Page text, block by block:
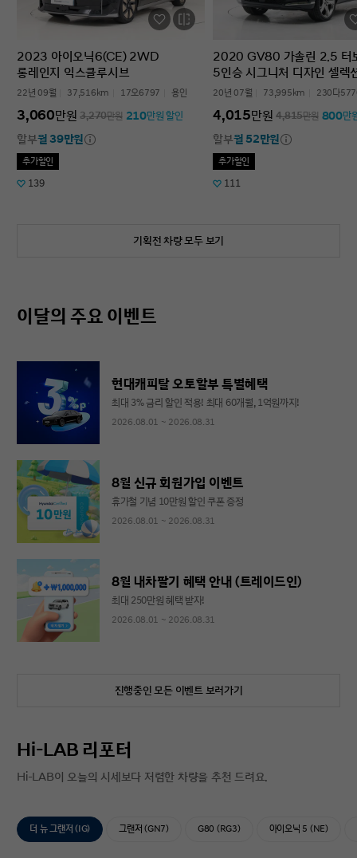
고려해볼 만하다고 생각합니다.
2023 아이오닉6(CE) 2WD
롱레인지 익스클루시브
22년 09월 37,516km 17오6797 용인
3,060만원 3,270만원 210만원 할인
할부월 39만원
추가할인
139
2020 GV80 가솔린 2.5 터
5인승 시그니처 디자인 셀
20년 07월 73,995km 230다
4,015만원 4,815만원 800만
할부월 52만원
추가할인
111
기획전 차량 모두 보기
이달의 주요 이벤트
현대캐피탈 오토할부 특별혜택
최대 3% 금리 할인 적용! 최대 60개월, 1억원까지!
2026.08.01 ~ 2026.08.31
8월 신규 회원가입 이벤트
휴가철 기념 10만원 할인 쿠폰 증정
2026.08.01 ~ 2026.08.31
8월 내차팔기 혜택 안내 (트레이드인)
최대 250만원 혜택 받자!
2026.08.01 ~ 2026.08.31
진행중인 모든 이벤트 보러가기
Hi-LAB 리포터
Hi-LAB이 오늘의 시세보다 저렴한 차량을 추천 드려요.
더 뉴 그랜저 (IG) 그랜저 (GN7) G80 (RG3) 아이오닉 5 (NE)